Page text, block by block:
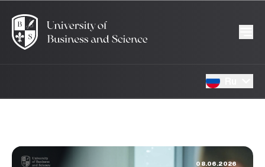
08.06.2026